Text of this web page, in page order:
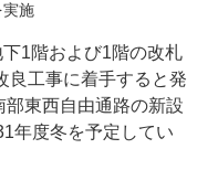
施
1階および1階の改札
良工事に着手すると発
東西自由通路の新設
年度冬を予定してい